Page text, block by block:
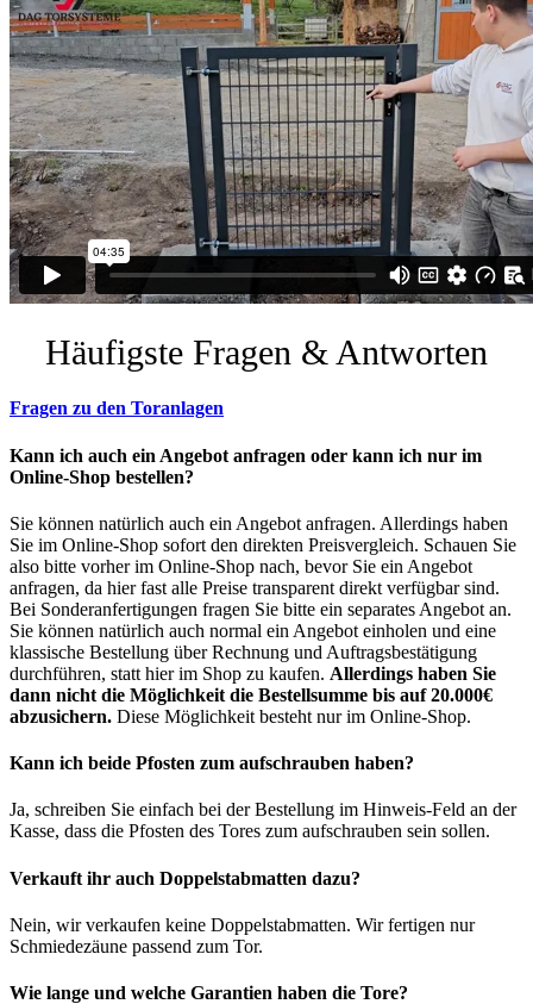
Häufigste Fragen & Antworten
Fragen zu den Toranlagen
Kann ich auch ein Angebot anfragen oder kann ich nur im
Online-Shop bestellen?
Sie können natürlich auch ein Angebot anfragen. Allerdings haben
Sie im Online-Shop sofort den direkten Preisvergleich. Schauen Sie
also bitte vorher im Online-Shop nach, bevor Sie ein Angebot
anfragen, da hier fast alle Preise transparent direkt verfügbar sind.
Bei Sonderanfertigungen fragen Sie bitte ein separates Angebot an.
Sie können natürlich auch normal ein Angebot einholen und eine
klassische Bestellung über Rechnung und Auftragsbestätigung
durchführen, statt hier im Shop zu kaufen. Allerdings haben Sie
dann nicht die Möglichkeit die Bestellsumme bis auf 20.000€
abzusichern. Diese Möglichkeit besteht nur im Online-Shop.
Kann ich beide Pfosten zum aufschrauben haben?
Ja, schreiben Sie einfach bei der Bestellung im Hinweis-Feld an der
Kasse, dass die Pfosten des Tores zum aufschrauben sein sollen.
Verkauft ihr auch Doppelstabmatten dazu?
Nein, wir verkaufen keine Doppelstabmatten. Wir fertigen nur
Schmiedezäune passend zum Tor.
Wie lange und welche Garantien haben die Tore?